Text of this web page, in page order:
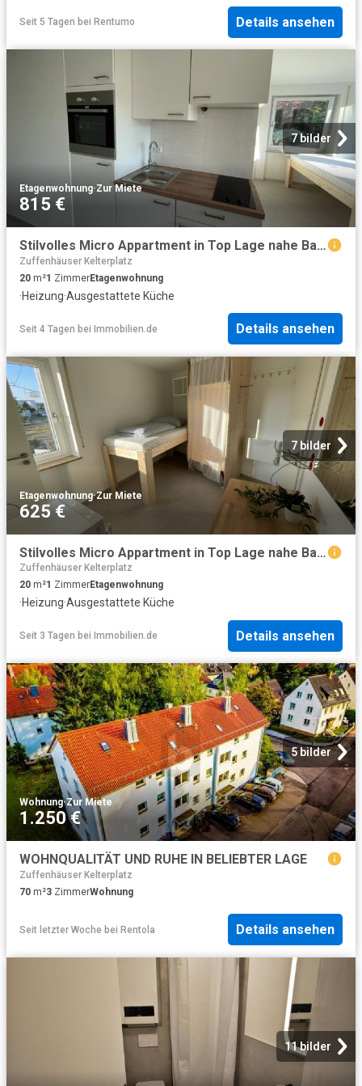
Seit 5 Tagen bei Rentumo Details ansehen
7 bilder
Etagenwohnung·Zur Miete
815 €
Stilvolles Micro Appartment in Top Lage nahe Bahnhof Feuerbach + 4
Zuffenhäuser Kelterplatz
20 m²1 ZimmerEtagenwohnung
·Heizung·Ausgestattete Küche
Seit 4 Tagen bei Immobilien.de Details ansehen
7 bilder
Etagenwohnung·Zur Miete
625 €
Stilvolles Micro Appartment in Top Lage nahe Bahnhof Feuerbach + 6
Zuffenhäuser Kelterplatz
20 m²1 ZimmerEtagenwohnung
·Heizung·Ausgestattete Küche
Seit 3 Tagen bei Immobilien.de Details ansehen
5 bilder
Wohnung·Zur Miete
1.250 €
WOHNQUALITÄT UND RUHE IN BELIEBTER LAGE
Zuffenhäuser Kelterplatz
70 m²3 ZimmerWohnung
Seit letzter Woche bei Rentola Details ansehen
11 bilder